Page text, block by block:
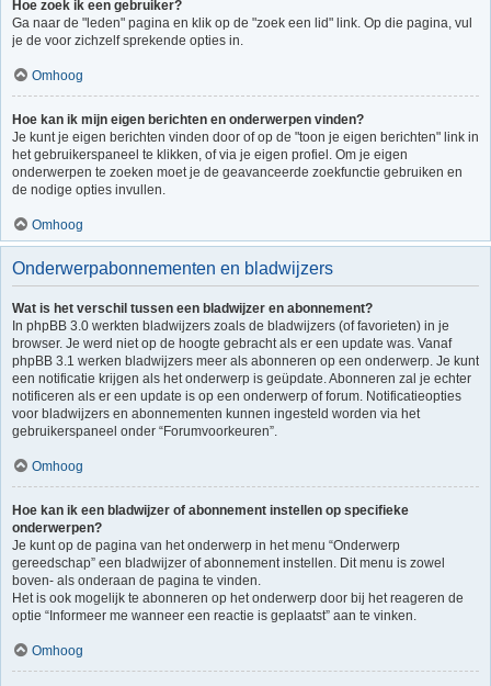
Hoe zoek ik een gebruiker?
Ga naar de "leden" pagina en klik op de "zoek een lid" link. Op die pagina, vul
je de voor zichzelf sprekende opties in.
Omhoog
Hoe kan ik mijn eigen berichten en onderwerpen vinden?
Je kunt je eigen berichten vinden door of op de "toon je eigen berichten" link in
het gebruikerspaneel te klikken, of via je eigen profiel. Om je eigen
onderwerpen te zoeken moet je de geavanceerde zoekfunctie gebruiken en
de nodige opties invullen.
Omhoog
Onderwerpabonnementen en bladwijzers
Wat is het verschil tussen een bladwijzer en abonnement?
In phpBB 3.0 werkten bladwijzers zoals de bladwijzers (of favorieten) in je
browser. Je werd niet op de hoogte gebracht als er een update was. Vanaf
phpBB 3.1 werken bladwijzers meer als abonneren op een onderwerp. Je kunt
een notificatie krijgen als het onderwerp is geüpdate. Abonneren zal je echter
notificeren als er een update is op een onderwerp of forum. Notificatieopties
voor bladwijzers en abonnementen kunnen ingesteld worden via het
gebruikerspaneel onder “Forumvoorkeuren”.
Omhoog
Hoe kan ik een bladwijzer of abonnement instellen op specifieke
onderwerpen?
Je kunt op de pagina van het onderwerp in het menu “Onderwerp
gereedschap” een bladwijzer of abonnement instellen. Dit menu is zowel
boven- als onderaan de pagina te vinden.
Het is ook mogelijk te abonneren op het onderwerp door bij het reageren de
optie “Informeer me wanneer een reactie is geplaatst” aan te vinken.
Omhoog